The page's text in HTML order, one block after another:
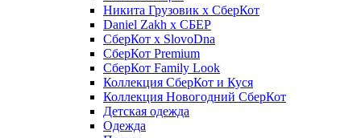
Никита Грузовик х СберКот
Daniel Zakh x СБЕР
СберКот x SlovoDna
СберКот Premium
СберКот Family Look
Коллекция СберКот и Куся
Коллекция Новогодний СберКот
Детская одежда
Одежда